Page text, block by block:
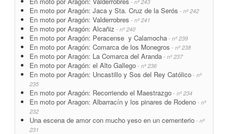
- nº 243
En moto por Aragón: Jaca y Sta. Cruz de la Serós - nº 242
En moto por Aragón: Valderrobres - nº 241
En moto por Aragón: Alcañiz - nº 240
En moto por Aragón: Peracense y Calamocha - nº 239
En moto por Aragón: Comarca de los Monegros - nº 238
En moto por Aragón: La Comarca del Aranda - nº 237
En moto por Aragón: el Alto Gallego - nº 236
En moto por Aragón: Uncastillo y Sos del Rey Católico - nº
235
En moto por Aragón: Recorriendo el Maestrazgo - nº 234
En moto por Aragon: Albarracín y los pinares de Rodeno - nº
232
Una escena de amor con mucho yeso en un cementerio - nº
231